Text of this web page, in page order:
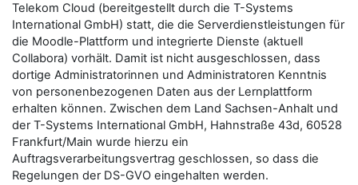
Telekom Cloud (bereitgestellt durch die T-Systems
International GmbH) statt, die die Serverdienstleistungen für
die Moodle-Plattform und integrierte Dienste (aktuell
Collabora) vorhält. Damit ist nicht ausgeschlossen, dass
dortige Administratorinnen und Administratoren Kenntnis
von personenbezogenen Daten aus der Lernplattform
erhalten können. Zwischen dem Land Sachsen-Anhalt und
der T-Systems International GmbH, Hahnstraße 43d, 60528
Frankfurt/Main wurde hierzu ein
Auftragsverarbeitungsvertrag geschlossen, so dass die
Regelungen der DS-GVO eingehalten werden.